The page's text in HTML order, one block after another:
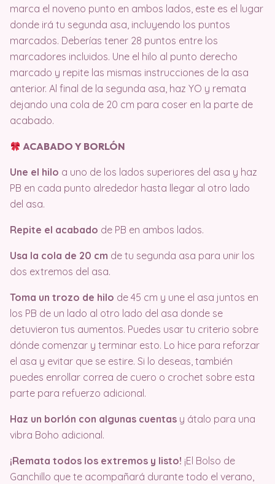
marca el noveno punto en ambos lados, este es el lugar
donde irá tu segunda asa, incluyendo los puntos
marcados. Deberías tener 28 puntos entre los
marcadores incluidos. Une el hilo al punto derecho
marcado y repite las mismas instrucciones de la asa
anterior. Al final de la segunda asa, haz YO y remata
dejando una cola de 20 cm para coser en la parte de
acabado.
ACABADO Y BORLÓN
Une el hilo a uno de los lados superiores del asa y haz
PB en cada punto alrededor hasta llegar al otro lado
del asa.
Repite el acabado de PB en ambos lados.
Usa la cola de 20 cm de tu segunda asa para unir los
dos extremos del asa.
Toma un trozo de hilo de 45 cm y une el asa juntos en
los PB de un lado al otro lado del asa donde se
detuvieron tus aumentos. Puedes usar tu criterio sobre
dónde comenzar y terminar esto. Lo hice para reforzar
el asa y evitar que se estire. Si lo deseas, también
puedes enrollar correa de cuero o crochet sobre esta
parte para refuerzo adicional.
Haz un borlón con algunas cuentas y átalo para una
vibra Boho adicional.
¡Remata todos los extremos y listo! ¡El Bolso de
Ganchillo que te acompañará durante todo el verano,